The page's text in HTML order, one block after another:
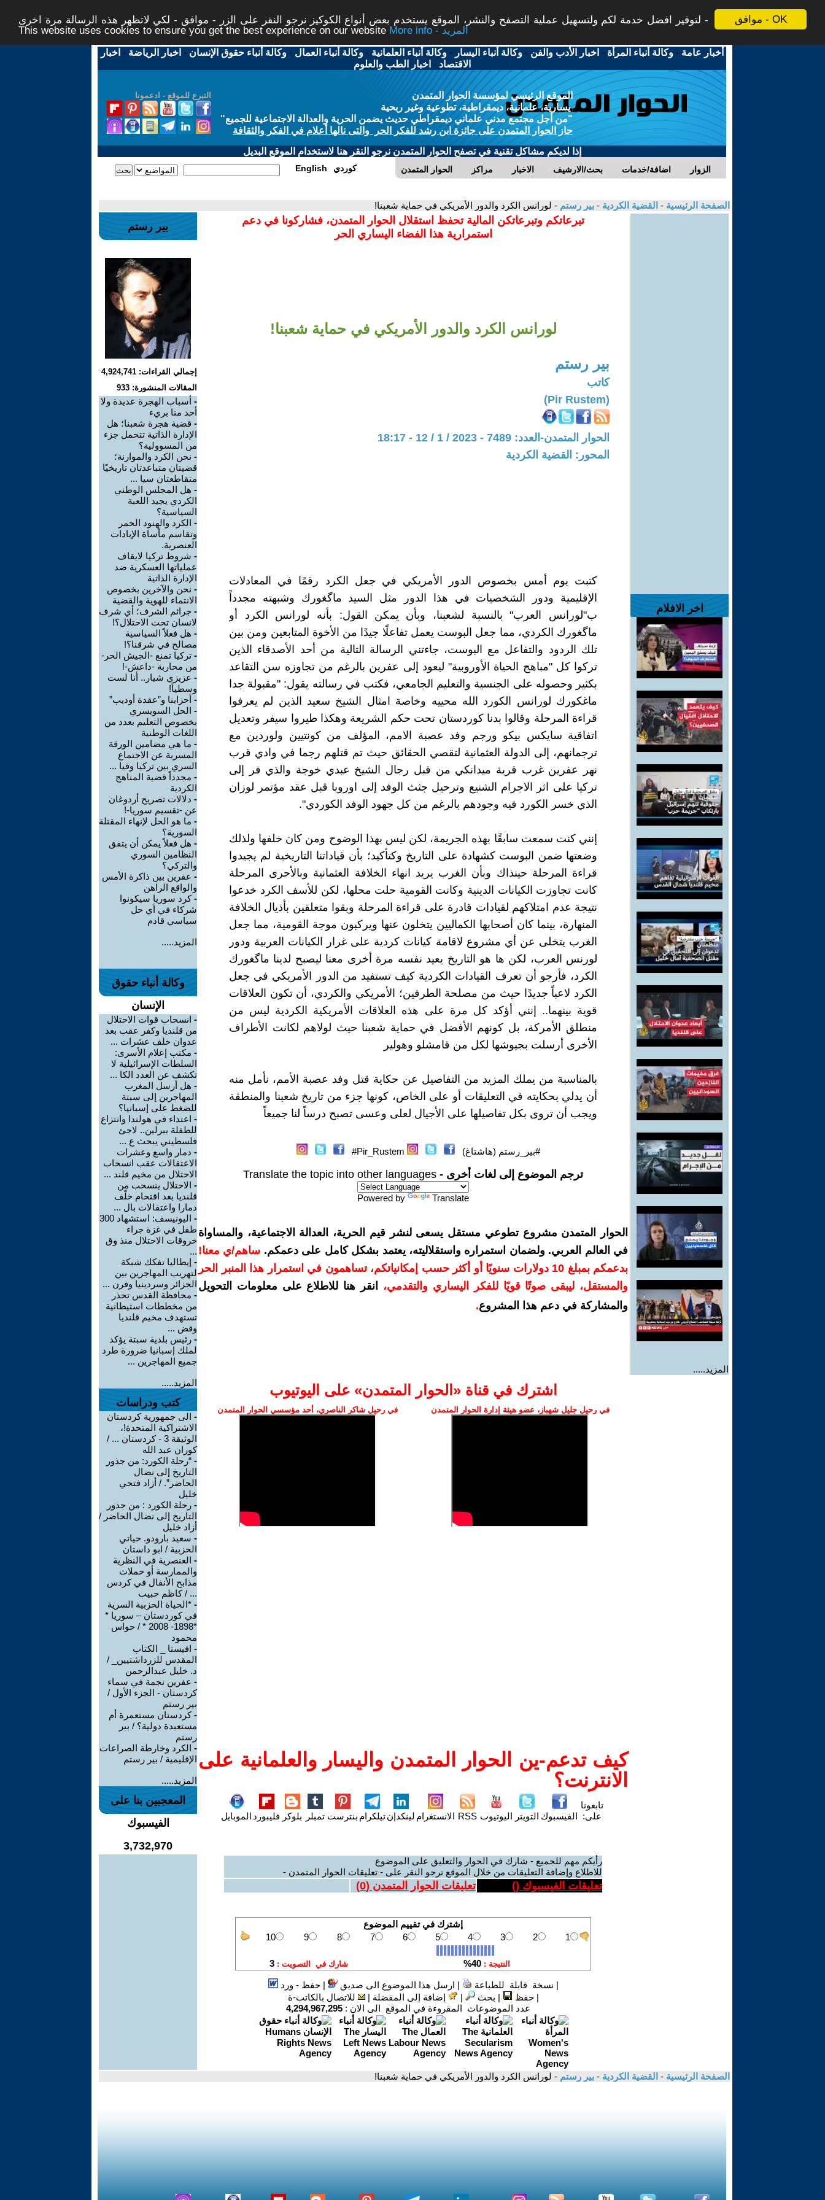
موافق - OK
لتوفير افضل خدمة لكم ولتسهيل عملية التصفح والنشر، الموقع يستخدم بعض أنواع الكوكيز نرجو النقر على الزر - موافق - لكي لاتظهر هذه الرسالة مرة اخرى -
This website uses cookies to ensure you get the best experience on our website
More info - المزيد
أخبار عامة -وكالة أنباء المرأة - اخبار الأدب والفن -وكالة أنباء اليسار -وكالة أنباء العلمانية -وكالة أنباء العمال -وكالة أنباء حقوق الإنسان - اخبار الرياضة - اخبار
الاقتصاد - اخبار الطب والعلوم
التبرع للموقع - ادعمونا
الموقع الرئيسي لمؤسسة الحوار المتمدن
يسارية، علمانية، ديمقراطية، تطوعية وغير ربحية
"من أجل مجتمع مدني علماني ديمقراطي حديث يضمن الحرية والعدالة الاجتماعية للجميع"
حاز الحوار المتمدن على جائزة ابن رشد للفكر الحر والتى نالها أعلام في الفكر والثقافة
إذا لديكم مشاكل تقنية في تصفح الحوار المتمدن نرجو النقر هنا لاستخدام الموقع البديل
الحوار المتمدن مراكز الاخبار بحث/الارشيف اضافة/خدمات الزوار English كوردي
الصفحة الرئيسية - القضية الكردية - بير رستم - لورانس الكرد والدور الأمريكي في حماية شعبنا!
اخر الافلام
المزيد.....
تبرعاتكم وتبرعاتكن المالية تحفظ استقلال الحوار المتمدن، فشاركونا في دعم
استمرارية هذا الفضاء اليساري الحر
لورانس الكرد والدور الأمريكي في حماية شعبنا!
بير رستم
كاتب
(Pir Rustem)
الحوار المتمدن-العدد: 7489 - 2023 / 1 / 12 - 18:17
المحور: القضية الكردية
كتبت يوم أمس بخصوص الدور الأمريكي في جعل الكرد رقمًا في المعادلات
الإقليمية ودور الشخصيات في هذا الدور مثل السيد ماگغورك وشبهته مجدداً
ب"لورانس العرب" بالنسبة لشعبنا، وبأن يمكن القول: بأنه لورانس الكرد أو
ماگغورك الكردي، مما جعل البوست يعمل تفاعلًا جيدًا من الأخوة المتابعين ومن بين
تلك الردود والتفاعل مع البوست، جاءتني الرسالة التالية من أحد الأصدقاء الذين
تركوا كل "مباهج الحياة الأوروبية" ليعود إلى عفرين بالرغم من تجاوزه سن التقاعد
بكثير وحصوله على الجنسية والتعليم الجامعي، فكتب في رسالته يقول: "مقبولة جدا
ماغكورك لورانس الكورد الله محييه وخاصة امثال الشيخ سعيد الذين لم يعرفوا
قراءة المرحلة وقالوا بدنا كوردستان تحت حكم الشريعة وهكذا طيروا سيفر وتعديل
اتفاقية سايكس بيكو ورجم وفد عصبة الامم، المؤلف من كونتيين ولوردين مع
ترجمانهم، إلى الدولة العثمانية لتقصي الحقائق حيث تم قتلهم رجما في وادي قرب
نهر عفرين غرب قرية ميدانكي من قبل رجال الشيخ عبدي خوجة والذي فر إلى
تركيا على اثر الاجرام الشنيع وترحيل جثث الوفد إلى اوروبا قبل عقد مؤتمر لوزان
الذي خسر الكورد فيه وجودهم بالرغم من كل جهود الوفد الكوردي".
إنني كنت سمعت سابقًا بهذه الجريمة، لكن ليس بهذا الوضوح ومن كان خلفها ولذلك
وضعتها ضمن البوست كشهادة على التاريخ وكتأكيد؛ بأن قياداتنا التاريخية لم يجيدوا
قراءة المرحلة حينذاك وبأن الغرب يريد انهاء الخلافة العثمانية وبالأحرى المرحلة
كانت تجاوزت الكيانات الدينية وكانت القومية حلت محلها، لكن للأسف الكرد خدعوا
نتيجة عدم امتلاكهم لقيادات قادرة على قراءة المرحلة وبقوا متعلقين بأذيال الخلافة
المنهارة، بينما كان أصحابها الكماليين يتخلون عنها ويركبون موجة القومية، مما جعل
الغرب يتخلى عن أي مشروع لاقامة كيانات كردية على غرار الكيانات العربية ودور
لورنس العرب، لكن ها هو التاريخ يعيد نفسه مرة أخرى معنا ليصبح لدينا ماگغورك
الكرد، فأرجو أن تعرف القيادات الكردية كيف تستفيد من الدور الأمريكي في جعل
الكرد لاعباً جديدًا حيث من مصلحة الطرفين؛ الأمريكي والكردي، أن تكون العلاقات
قوية بينهما.. إنني أؤكد كل مرة على هذه العلاقات الأمريكية الكردية ليس من
منطلق الأمركة، بل كونهم الأفضل في حماية شعبنا حيث لولاهم لكانت الأطراف
الأخرى أرسلت بجيوشها لكل من قامشلو وهولير
بالمناسبة من يملك المزيد من التفاصيل عن حكاية قتل وفد عصبة الأمم، نأمل منه
أن يدلي بحكايته في التعليقات أو على الخاص، كونها جزء من تاريخ شعبنا والمنطقة
ويجب أن تروى بكل تفاصيلها على الأجيال لعلى وعسى تصبح درساً لنا جميعاً
#بير_رستم (هاشتاغ) Pir_Rustem#
ترجم الموضوع إلى لغات أخرى - Translate the topic into other languages
Powered by Translate
الحوار المتمدن مشروع تطوعي مستقل يسعى لنشر قيم الحرية، العدالة الاجتماعية، والمساواة
في العالم العربي. ولضمان استمراره واستقلاليته، يعتمد بشكل كامل على دعمكم. ساهم/ي معنا!
بدعمكم بمبلغ 10 دولارات سنويًا أو أكثر حسب إمكانياتكم، تساهمون في استمرار هذا المنبر الحر
والمستقل، ليبقى صوتًا قويًا للفكر اليساري والتقدمي،
انقر هنا للاطلاع على معلومات التحويل
والمشاركة في دعم هذا المشروع.
اشترك في قناة ‫«الحوار المتمدن» على اليوتيوب
في رحيل جليل شهباز، عضو هيئة إدارة الحوار المتمدن في رحيل شاكر الناصري، أحد مؤسسي الحوار المتمدن
كيف تدعم-ين الحوار المتمدن واليسار والعلمانية على
الانترنت؟
تابعونا
على: الفيسبوك التويتر اليوتيوب RSS الانستغرام لينكدإنتيلكرام بنترست تمبلر بلوكر فليبورد الموبايل
رأيكم مهم للجميع - شارك في الحوار والتعليق على الموضوع
للاطلاع وإضافة التعليقات من خلال الموقع نرجو النقر على - تعليقات الحوار المتمدن -
تعليقات الفيسبوك () تعليقات الحوار المتمدن (0
)
| نسخة قابلة للطباعة | ارسل هذا الموضوع الى صديق |حفظ - ورد
|حفظ | بحث | إضافة إلى المفضلة |
للاتصال بالكاتب-ة
عدد الموضوعات المقروءة في الموقع الى الان : 4,294,967,295
بير رستم
إجمالي القراءات: 4,924,741
المقالات المنشورة: 933
- أسباب الهجرة عديدة ولا
أحد منا بريء
- قضية هجرة شعبنا؛ هل
الإدارة الذاتية تتحمل جزء
من المسوولية؟
- نحن الكرد والموارنة؛
قضيتان متباعدتان تاريخيًا
متقاطعتان سيا ...
- هل المجلس الوطني
الكردي يجيد اللعبة
السياسية؟
- الكرد والهنود الحمر
وتقاسم مأساة الإبادات
العنصرية.
- شروط تركيا لايقاف
عملياتها العسكرية ضد
الإدارة الذاتية
- نحن والآخرين بخصوص
الانتماء للهوية والقضية
- جرائم الشرف؛ أي شرف
لانسان تحت الاحتلال؟!
- هل فعلاً السياسية
مصالح في شرقنا؟!
- تركيا تمنع -الجيش الحر-
من محاربة -داعش-!
- عزيزي شيار.. أنا لست
وسطياً!
- أحزابنا و”عقدة أوديب”
- الحل السويسري
بخصوص التعليم بعدد من
اللغات الوطنية
- ما هي مضامين الورقة
المسربة عن الاجتماع
السري بين تركيا وقيا ...
- مجدداً قضية المناهج
الكردية
- دلالات تصريح أردوغان
عن -تقسيم سوريا-!
- ما هو الحل لإنهاء المقتلة
السورية؟
- هل فعلاً يمكن أن يتفق
النظامين السوري
والتركي؟
- عفرين بين ذاكرة الأمس
والواقع الراهن
-كرد سوريا سيكونوا
شركاء في أي حل
سياسي قادم
المزيد.....
وكالة أنباء حقوق
الإنسان
- انسحاب قوات الاحتلال
من قلنديا وكفر عقب بعد
عدوان خلف عشرات ...
- مكتب إعلام الأسرى:
السلطات الإسرائيلية لا
تكشف عن العدد الكا ...
- هل أرسل المغرب
المهاجرين إلى سبتة
للضغط على إسبانيا؟
- اعتداء في هولندا وانتزاع
للطفلة ببرلين.. لاجئ
فلسطيني يبحث ع ...
- دمار واسع وعشرات
الاعتقالات عقب انسحاب
الاحتلال من مخيم قلند ...
- الاحتلال ينسحب من
قلنديا بعد اقتحام خلّف
دمارا واعتقالات بال ...
-
اليونيسف: استشهاد 300
طفل في غزة جراء
خروقات الاحتلال منذ وق
...
- إيطاليا تفكك شبكة
لتهريب المهاجرين بين
الجزائر وسردينيا وفرن ...
- محافظة القدس تحذر
من مخططات استيطانية
تستهدف مخيم قلنديا
وقض ...
- رئيس بلدية سبتة يؤكد
لملك إسبانيا ضرورة طرد
جميع المهاجرين ...
المزيد.....
كتب ودراسات
- الى جمهورية كردستان
الاشتراكية المتحدة!،
الوثيقة 3 - كردستان ... /
كوران عبد الله
- “رحلة الكورد: من جذور
التاريخ إلى نضال
الحاضر”. / أزاد فتحي
خليل
- رحلة الكورد : من جذور
التاريخ إلى نضال الحاضر /
أزاد خليل
- سعید بارودو. حیاتي
الحزبیة / ابو داستان
- العنصرية في النظرية
والممارسة أو حملات
مذابح الأنفال في كردس
... / كاظم حبيب
- *الحياة الحزبية السرية
في كوردستان – سوريا *
*1898- 2008 * / حواس
محمود
- افيستا _ الكتاب
المقدس للزرداشتيين_ /
د. خليل عبدالرحمن
- عفرين نجمة في سماء
كردستان - الجزء الأول /
بير رستم
-كردستان مستعمرة أم
مستعبدة دولية؟ / بير
رستم
- الكرد وخارطة الصراعات
الإقليمية / بير رستم
المزيد.....
المعجبين بنا على
الفيسبوك
3,732,970
الصفحة الرئيسية - القضية الكردية - بير رستم - لورانس الكرد والدور الأمريكي في حماية شعبنا!